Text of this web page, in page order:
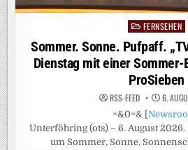
Posted
in
FERNSEHEN
Sommer. Sonne. Pufpaff.
Dienstag mit einer
ProSieben
RSS-FEED 6.
=&0=& [
Unterföhring (ots) – 6. August 2026.
um Sommer, Sonne,